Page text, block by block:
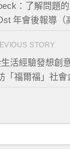
：了解問題
年會後報導（
STORY
活經驗發想創
「福爾福」社會